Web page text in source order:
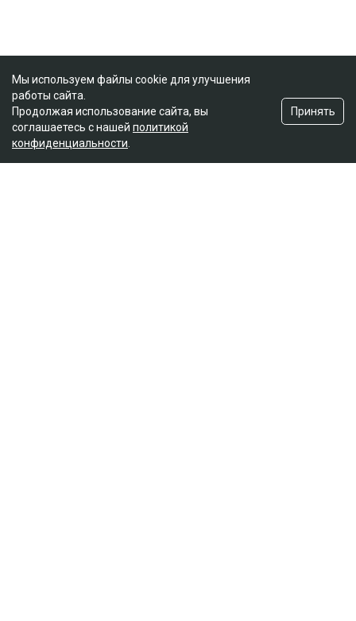
Мы используем файлы cookie для улучшения
работы сайта.
Продолжая использование сайта, вы
соглашаетесь с нашей политикой
конфиденциальности
Принять